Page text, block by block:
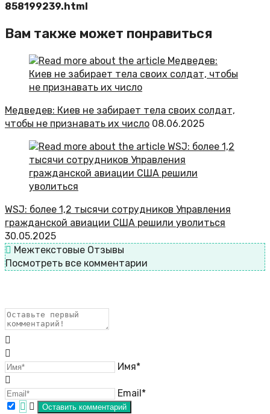
858199239.html
Вам также может понравиться
Медведев: Киев не забирает тела своих солдат,
чтобы не признавать их число 08.06.2025
WSJ: более 1,2 тысячи сотрудников Управления
гражданской авиации США решили уволиться
30.05.2025
Межтекстовые Отзывы
Посмотреть все комментарии
Имя*
Email*